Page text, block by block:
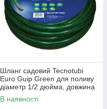
Шланг садовий Tecnotubi
Euro Guip Green для поливу
діаметр 1/2 дюйма, довжина
20 м (EGG 1/2 20)
В наявності